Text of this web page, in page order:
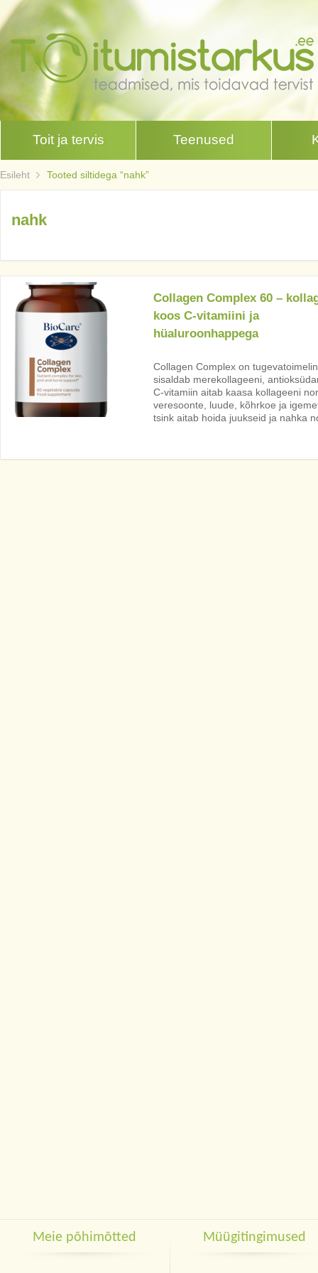
Toit ja tervis Teenused
Esileht Tooted siltidega “nahk”
nahk
Collagen Complex 60 –
koos C-vitamiini ja
hüaluroonhappega
Collagen Complex on
sisaldab merekollageeni,
C-vitamiin aitab kaasa kollageeni
veresoonte, luude, kõhrkoe ja
tsink aitab hoida juukseid ja nahka
Meie põhimõtted Müügitingimused